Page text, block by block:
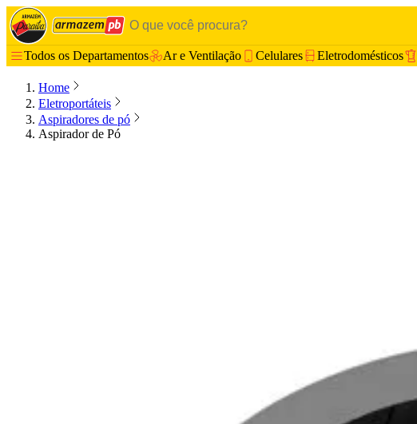
Todos os Departamentos Ar e Ventilação Celulares Eletrodomésticos
Home
Eletroportáteis
Aspiradores de pó
Aspirador de Pó